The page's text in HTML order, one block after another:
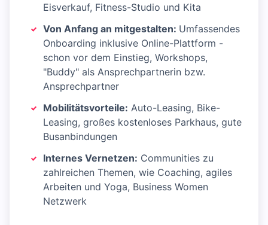
Eisverkauf, Fitness-Studio und Kita
Von Anfang an mitgestalten: Umfassendes
Onboarding inklusive Online-Plattform -
schon vor dem Einstieg, Workshops,
"Buddy" als Ansprechpartnerin bzw.
Ansprechpartner
Mobilitätsvorteile: Auto-Leasing, Bike-
Leasing, großes kostenloses Parkhaus, gute
Busanbindungen
Internes Vernetzen: Communities zu
zahlreichen Themen, wie Coaching, agiles
Arbeiten und Yoga, Business Women
Netzwerk